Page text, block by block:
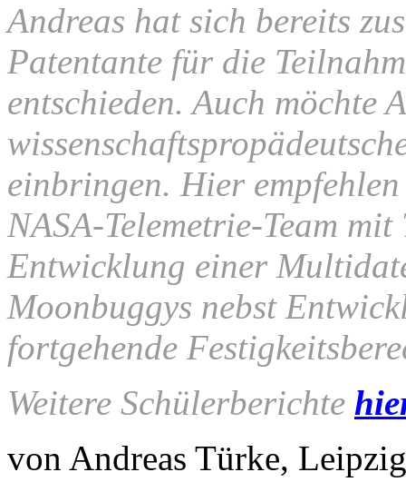
Andreas hat sich bereits
Patentante für die
entschieden. Auch möchte
einbringen. Hier
NASA-Telemetrie-Team
Entwicklung einer
Moonbuggys nebst
fortgehende
Weitere Schülerberichte
von Andreas Türke,